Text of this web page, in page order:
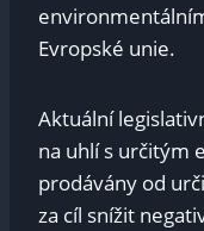
Evropské unie.
Aktuální
na uhlí s určitým
prodávány od
za cíl ⁤snížit